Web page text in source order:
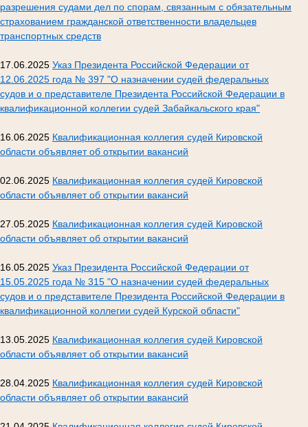
разрешения судами дел по спорам, связанным с обязательным
страхованием гражданской ответственности владельцев
транспортных средств
17.06.2025 Указ Президента Российской Федерации от
12.06.2025 года № 397 "О назначении судей федеральных
судов и о представителе Президента Российской Федерации в
квалификационной коллегии судей Забайкальского края"
16.06.2025 Квалификационная коллегия судей Кировской
области объявляет об открытии вакансий
02.06.2025 Квалификационная коллегия судей Кировской
области объявляет об открытии вакансий
27.05.2025 Квалификационная коллегия судей Кировской
области объявляет об открытии вакансий
16.05.2025 Указ Президента Российской Федерации от
15.05.2025 года № 315 "О назначении судей федеральных
судов и о представителе Президента Российской Федерации в
квалификационной коллегии судей Курской области"
13.05.2025 Квалификационная коллегия судей Кировской
области объявляет об открытии вакансий
28.04.2025 Квалификационная коллегия судей Кировской
области объявляет об открытии вакансий